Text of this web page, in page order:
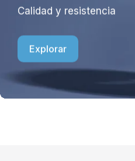
Calidad y resistencia
Explorar